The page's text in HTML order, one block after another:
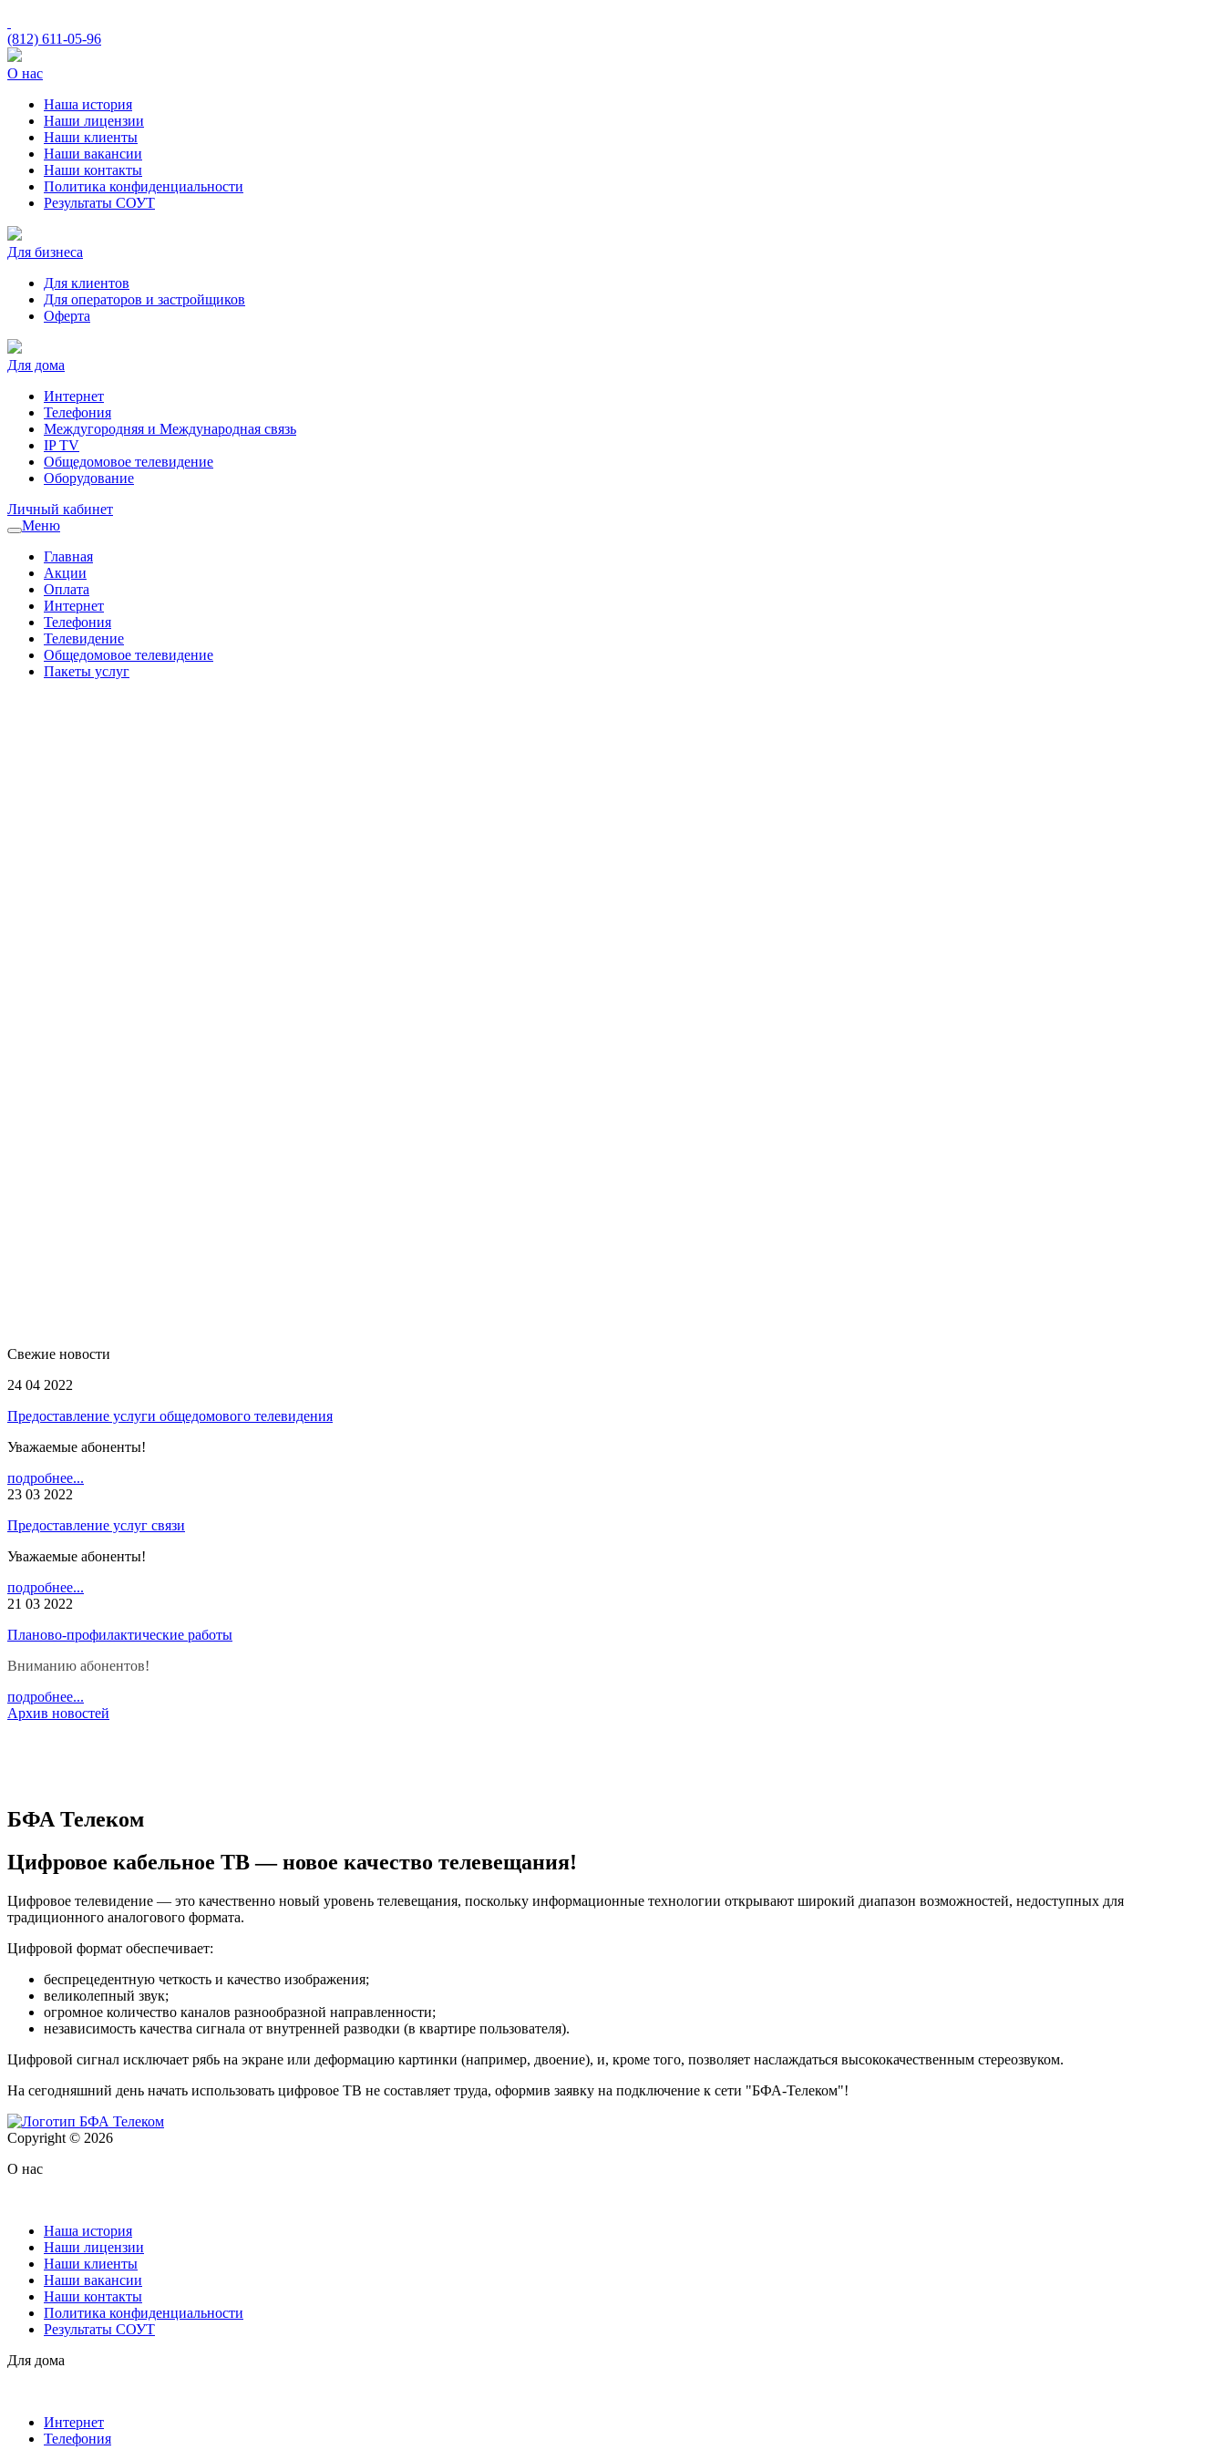
(812) 611-05-96
О нас
Наша история
Наши лицензии
Наши клиенты
Наши вакансии
Наши контакты
Политика конфиденциальности
Результаты СОУТ
Для бизнеса
Для клиентов
Для операторов и застройщиков
Оферта
Для дома
Интернет
Телефония
Междугородняя и Международная связь
IP TV
Общедомовое телевидение
Оборудование
Личный кабинет
Меню
Главная
Акции
Оплата
Интернет
Телефония
Телевидение
Общедомовое телевидение
Пакеты услуг
Свежие новости
24 04 2022
Предоставление услуги общедомового телевидения
Уважаемые абоненты!
подробнее...
23 03 2022
Предоставление услуг связи
Уважаемые абоненты!
подробнее...
21 03 2022
Планово-профилактические работы
Вниманию абонентов!
подробнее...
Архив новостей
БФА Телеком
Цифровое кабельное ТВ — новое качество телевещания!
Цифровое телевидение — это качественно новый уровень телевещания, поскольку информационные технологии открывают широкий диапазон возможностей, недоступных для
традиционного аналогового формата.
Цифровой формат обеспечивает:
беспрецедентную четкость и качество изображения;
великолепный звук;
огромное количество каналов разнообразной направленности;
независимость качества сигнала от внутренней разводки (в квартире пользователя).
Цифровой сигнал исключает рябь на экране или деформацию картинки (например, двоение), и, кроме того, позволяет наслаждаться высококачественным стереозвуком.
На сегодняшний день начать использовать цифровое ТВ не составляет труда, оформив заявку на подключение к сети "БФА-Телеком"!
Copyright © 2026
О нас
Наша история
Наши лицензии
Наши клиенты
Наши вакансии
Наши контакты
Политика конфиденциальности
Результаты СОУТ
Для дома
Интернет
Телефония